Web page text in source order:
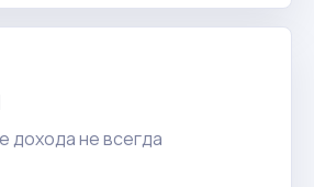
дохода не всегда